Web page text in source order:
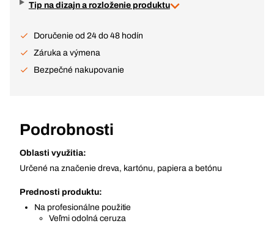
Tip na dizajn a rozloženie produktu
Doručenie od 24 do 48 hodín
Záruka a výmena
Bezpečné nakupovanie
Podrobnosti
Oblasti využitia:
Určené na značenie dreva, kartónu, papiera a betónu
Prednosti produktu:
Na profesionálne použitie
Veľmi odolná ceruza